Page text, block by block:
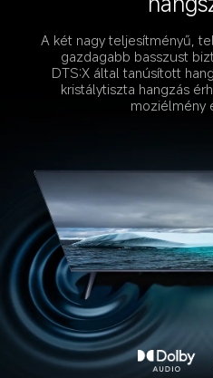
A két nagy teljesítményű,
gazdagabb basszust
DTS:X által tanúsított
kristálytiszta hangzás
moziélmény